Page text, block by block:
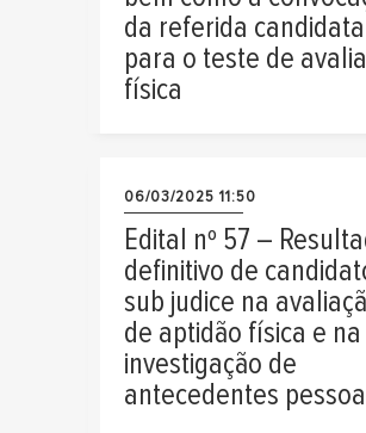
da referida candidata
para o teste de
física
06/03/2025 11:50
Edital nº 57 –
definitivo de
sub judice na
de aptidão física e na
investigação de
antecedentes